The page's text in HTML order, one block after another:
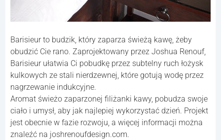
Barisieur to budzik, który zaparza świeżą kawę, żeby
obudzić Cie rano. Zaprojektowany przez Joshua Renouf,
Barisieur ułatwia Ci pobudkę przez subtelny ruch łożysk
kulkowych ze stali nierdzewnej, które gotują wodę przez
nagrzewanie indukcyjne.
Aromat świeżo zaparzonej filiżanki kawy, pobudza swoje
ciało i umysł, aby jak najlepiej wykorzystać dzień. Projekt
jest obecnie w fazie rozwoju, a więcej informacji można
znaleźć na joshrenoufdesign.com.